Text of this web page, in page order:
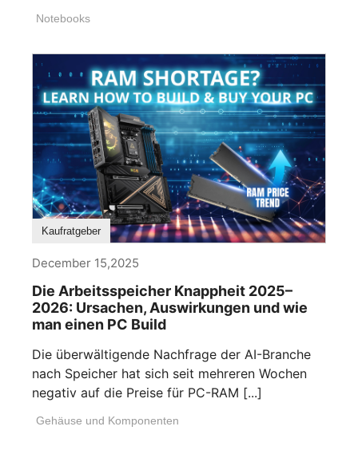
Notebooks
Kaufratgeber
December 15,2025
Die Arbeitsspeicher Knappheit 2025–
2026: Ursachen, Auswirkungen und wie
man einen PC Build
Die überwältigende Nachfrage der AI-Branche
nach Speicher hat sich seit mehreren Wochen
negativ auf die Preise für PC-RAM [...]
Gehäuse und Komponenten